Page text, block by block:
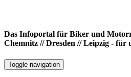
Das Infoportal für Biker und
Chemnitz // Dresden // Leipzig - für
Toggle navigation